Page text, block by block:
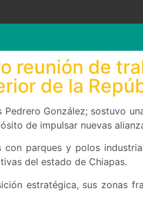
reunión de
de la
González; sostuvo
de impulsar nuevas
parques y polos
del estado de Chiapas.
estratégica, sus zonas